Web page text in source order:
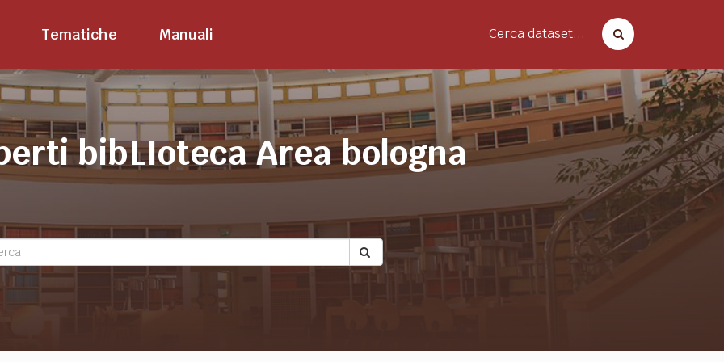
Tematiche Manuali Cerca dataset...
bibLIoteca Area bologna